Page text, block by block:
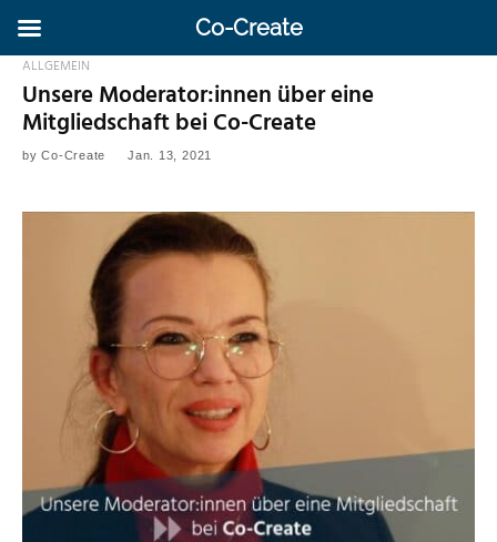
ALLGEMEIN
Unsere Moderator:innen über eine
Mitgliedschaft bei Co-Create
byCo-Create Jan. 13, 2021
Co-Create